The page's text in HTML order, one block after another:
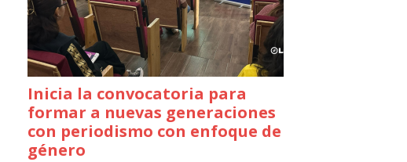
Inicia la convocatoria para
formar a nuevas generaciones
con periodismo con enfoque de
género